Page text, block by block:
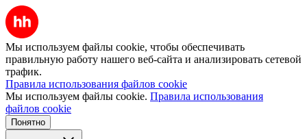
Мы используем файлы cookie, чтобы обеспечивать
правильную работу нашего веб-сайта и анализировать сетевой
трафик.
Правила использования файлов cookie
Мы используем файлы cookie. Правила использования
файлов cookie
Понятно